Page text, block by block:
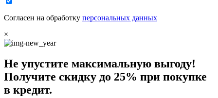
Согласен на обработку персональных данных
×
Не упустите максимальную выгоду!
Получите скидку до 25% при покупке
в кредит.